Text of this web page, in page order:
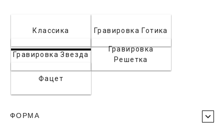
Классика Гравировка Готика
Гравировка Звезда
Гравировка
Решетка
Фацет
ФОРМА